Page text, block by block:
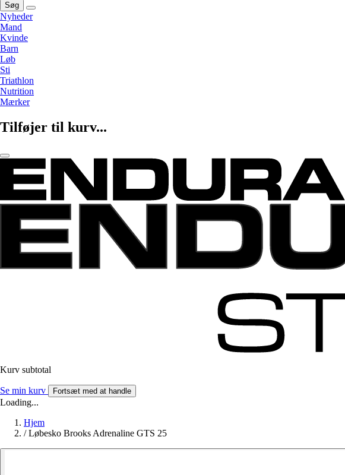
Søg
Nyheder
Mand
Kvinde
Barn
Løb
Sti
Triathlon
Nutrition
Mærker
Tilføjer til kurv...
Kurv subtotal
Se min kurv Fortsæt med at handle
Loading...
Hjem
/ Løbesko Brooks Adrenaline GTS 25